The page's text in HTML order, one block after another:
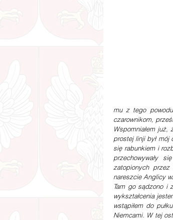
mu z tego
czarownikom,
Wspomniałem
prostej linji był mój
się rabunkiem i
przechowywały
zatopionych
nareszcie Anglicy
Tam go sądzono i
wykształcenia
wstąpiłem do
Niemcami. W tej